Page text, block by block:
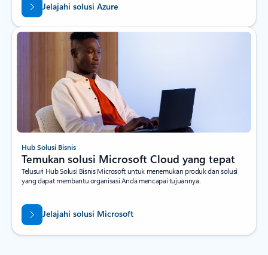
Jelajahi solusi Azure
Hub Solusi Bisnis
Temukan solusi Microsoft Cloud yang tepat
Telusuri Hub Solusi Bisnis Microsoft untuk menemukan produk dan solusi
yang dapat membantu organisasi Anda mencapai tujuannya.
Jelajahi solusi Microsoft